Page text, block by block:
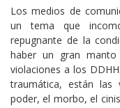
Los medios de
un tema que
repugnante de la
haber un gran
violaciones a los
traumática, están las
poder, el morbo, el